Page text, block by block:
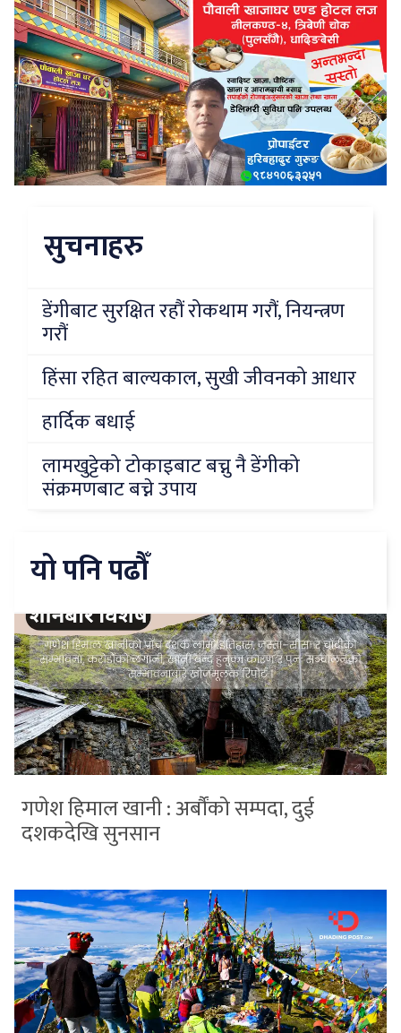
सुचनाहरु
डेंगीबाट सुरक्षित रहौं रोकथाम गरौं, नियन्त्रण
गरौं
हिंसा रहित बाल्यकाल, सुखी जीवनको आधार
हार्दिक बधाई
लामखुट्टेको टोकाइबाट बच्नु नै डेंगीको
संक्रमणबाट बच्ने उपाय
यो पनि पढौँ
गणेश हिमाल खानी : अर्बौंको सम्पदा, दुई
दशकदेखि सुनसान